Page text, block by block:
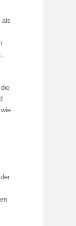
als